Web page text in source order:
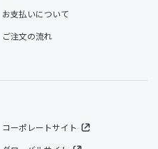
お支払いについて
ご注文の流れ
コーポレートサイト